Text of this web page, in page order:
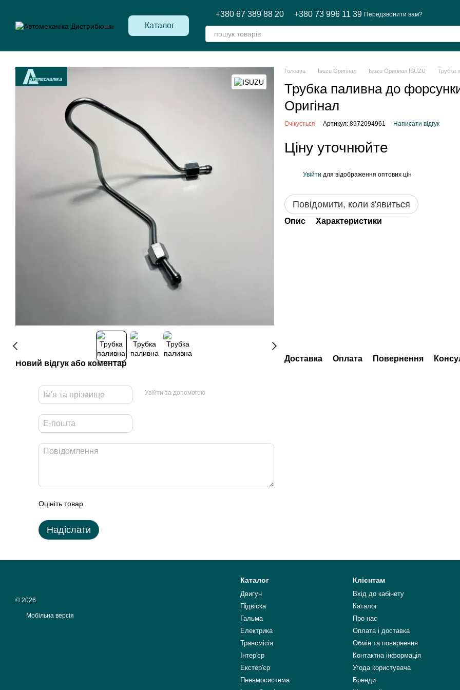
Каталог
+380 67 389 88 20 +380 73 996 11 39 Передзвонити вам?
Новий відгук або коментар
Увійти за допомогою
Оцініть товар
Надіслати
Головна Isuzu Оригінал Isuzu Оригінал ISUZU Трубка
Трубка паливна до
Оригінал
Очікується Артикул: 8972094961 Написати відгук
Ціну уточнюйте
Увійти для відображення оптових цін
Повідомити, коли з'явиться
Опис Характеристики
Доставка Оплата Повернення
© 2026
Мобільна версія
Каталог
Двигун
Підвіска
Гальма
Електрика
Трансмісія
Інтер'єр
Екстер'єр
Пневмосистема
Клієнтам
Вхід до кабінету
Каталог
Про нас
Оплата і доставка
Обмін та повернення
Контактна інформація
Угода користувача
Бренди